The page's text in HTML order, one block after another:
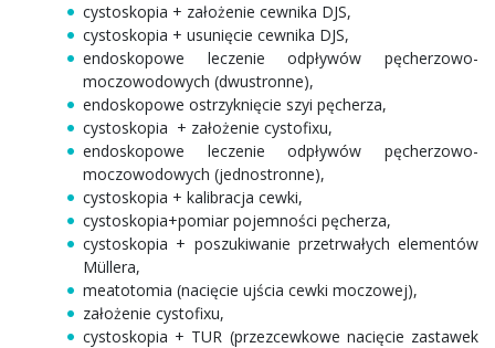
cystoskopia + założenie cewnika DJS,
cystoskopia + usunięcie cewnika DJS,
endoskopowe leczenie odpływów pęcherzowo-
moczowodowych (dwustronne),
endoskopowe ostrzyknięcie szyi pęcherza,
cystoskopia + założenie cystofixu,
endoskopowe leczenie odpływów pęcherzowo-
moczowodowych (jednostronne),
cystoskopia + kalibracja cewki,
cystoskopia+pomiar pojemności pęcherza,
cystoskopia + poszukiwanie przetrwałych elementów
Müllera,
meatotomia (nacięcie ujścia cewki moczowej),
założenie cystofixu,
cystoskopia + TUR (przezcewkowe nacięcie zastawek